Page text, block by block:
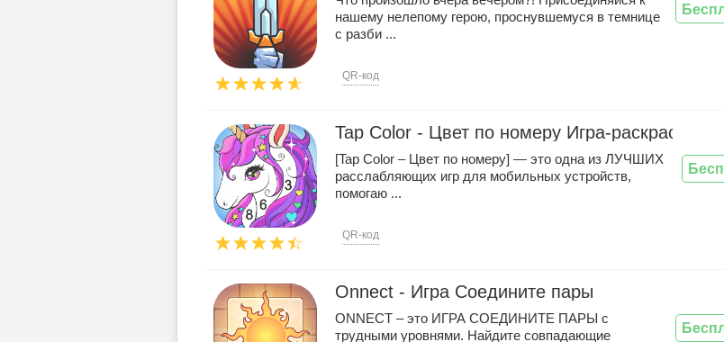
нашему нелепому герою, проснувшемуся в темнице
с разби ...
QR-код
Tap Color - Цвет по номеру Игра-раскраска!
[Tap Color – Цвет по номеру] — это одна из ЛУЧШИХ
расслабляющих игр для мобильных устройств,
помогаю ...
QR-код
Onnect - Игра Соедините пары
ONNECT – это ИГРА СОЕДИНИТЕ ПАРЫ с
трудными уровнями. Найдите совпадающие